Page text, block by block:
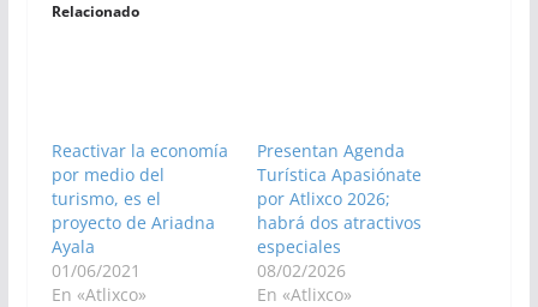
Relacionado
Reactivar la economía
por medio del
turismo, es el
proyecto de Ariadna
Ayala
01/06/2021
En «Atlixco»
Presentan Agenda
Turística Apasiónate
por Atlixco 2026;
habrá dos atractivos
especiales
08/02/2026
En «Atlixco»